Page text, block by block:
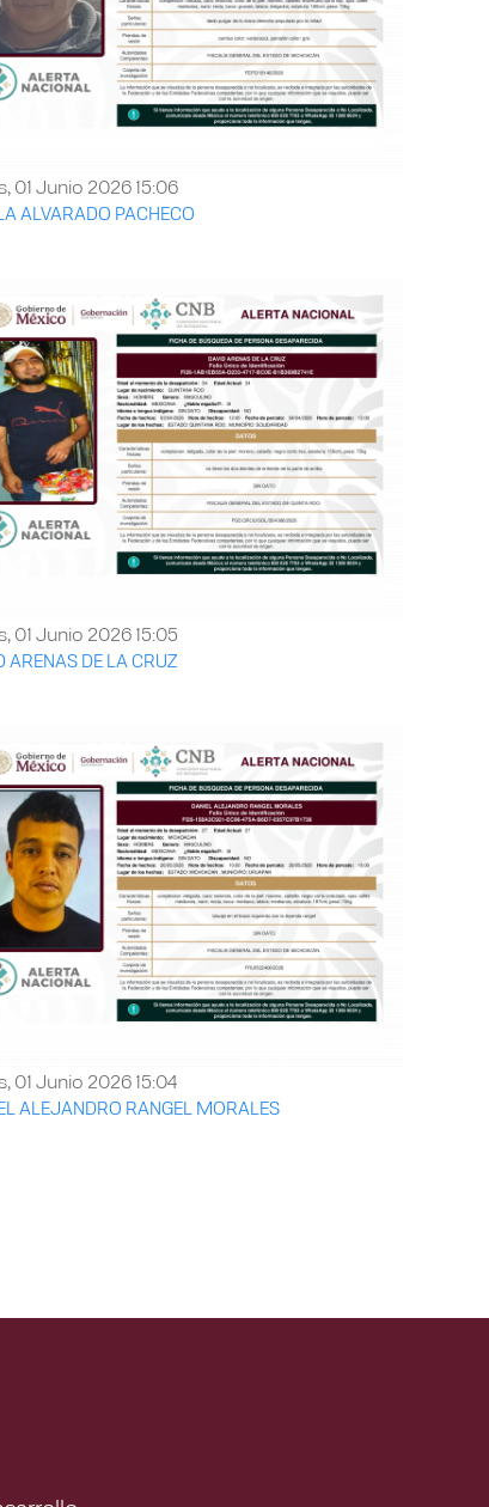
01 Junio 2026 15:06
ALVARADO PACHECO
01 Junio 2026 15:05
ARENAS DE LA CRUZ
01 Junio 2026 15:04
ALEJANDRO RANGEL MORALES